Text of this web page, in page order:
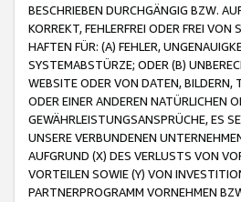
BESCHRIEBEN DURCHGÄNGIG BZW.
KORREKT, FEHLERFREI ODER FREI
HAFTEN FÜR: (A) FEHLER,
SYSTEMABSTÜRZE; ODER (B)
WEBSITE ODER VON DATEN, BILDERN,
ODER EINER ANDEREN NATÜRLICHEN
GEWÄHRLEISTUNGSANSPRÜCHE, ES
UNSERE VERBUNDENEN
AUFGRUND (X) DES VERLUSTS VON
VORTEILEN SOWIE (Y) VON
PARTNERPROGRAMM VORNEHMEN